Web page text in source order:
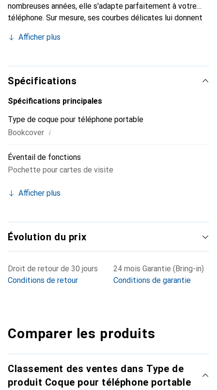
nombreuses années, elle s'adapte parfaitement à votre
téléphone. Sur mesure, ses courbes délicates lui donnent
et indispensable pour votre smartphone. Reconnu
marque Noreve est un choix sûr pour une clientèle
exigeante.
Afficher plus
Spécifications
Spécifications principales
Type de coque pour téléphone portable
Bookcover i
Éventail de fonctions
Pochette pour cartes de visite
Afficher plus
Évolution du prix
Droit de retour de 30 jours
Conditions de retour
24 mois Garantie (Bring-in)
Conditions de garantie
Comparer les produits
Classement des ventes dans Type de
produit Coque pour téléphone portable